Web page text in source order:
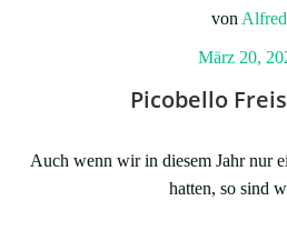
von Alfred
März 20,
Picobello
Auch wenn wir in diesem Jahr nur
hatten, so sind